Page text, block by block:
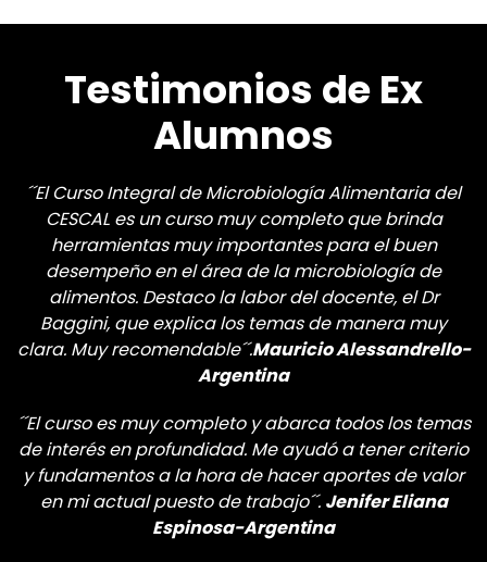
Testimonios de Ex
Alumnos
´´El Curso Integral de Microbiología Alimentaria del
CESCAL es un curso muy completo que brinda
herramientas muy importantes para el buen
desempeño en el área de la microbiología de
alimentos. Destaco la labor del docente, el Dr
Baggini, que explica los temas de manera muy
clara. Muy recomendable´´.Mauricio Alessandrello-
Argentina
´´El curso es muy completo y abarca todos los temas
de interés en profundidad. Me ayudó a tener criterio
y fundamentos a la hora de hacer aportes de valor
en mi actual puesto de trabajo´´. Jenifer Eliana
Espinosa-Argentina